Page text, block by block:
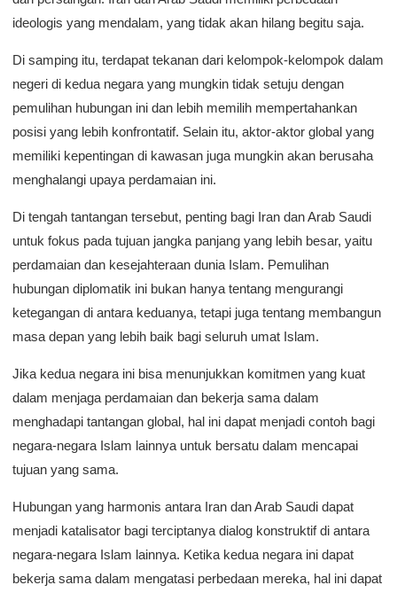
ideologis yang mendalam, yang tidak akan hilang begitu saja.
Di samping itu, terdapat tekanan dari kelompok-kelompok dalam
negeri di kedua negara yang mungkin tidak setuju dengan
pemulihan hubungan ini dan lebih memilih mempertahankan
posisi yang lebih konfrontatif. Selain itu, aktor-aktor global yang
memiliki kepentingan di kawasan juga mungkin akan berusaha
menghalangi upaya perdamaian ini.
Di tengah tantangan tersebut, penting bagi Iran dan Arab Saudi
untuk fokus pada tujuan jangka panjang yang lebih besar, yaitu
perdamaian dan kesejahteraan dunia Islam. Pemulihan
hubungan diplomatik ini bukan hanya tentang mengurangi
ketegangan di antara keduanya, tetapi juga tentang membangun
masa depan yang lebih baik bagi seluruh umat Islam.
Jika kedua negara ini bisa menunjukkan komitmen yang kuat
dalam menjaga perdamaian dan bekerja sama dalam
menghadapi tantangan global, hal ini dapat menjadi contoh bagi
negara-negara Islam lainnya untuk bersatu dalam mencapai
tujuan yang sama.
Hubungan yang harmonis antara Iran dan Arab Saudi dapat
menjadi katalisator bagi terciptanya dialog konstruktif di antara
negara-negara Islam lainnya. Ketika kedua negara ini dapat
bekerja sama dalam mengatasi perbedaan mereka, hal ini dapat